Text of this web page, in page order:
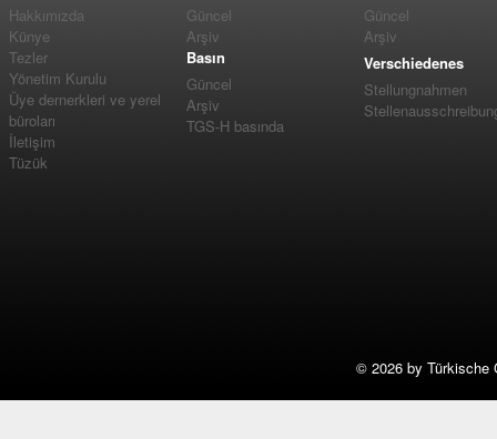
Hakkımızda
Künye
Tezler
Yönetim Kurulu
Üye dernerkleri ve yerel
büroları
İletişim
Tüzük
Güncel
Arşiv
Basın
Güncel
Arşiv
TGS-H basında
Güncel
Arşiv
Verschiedenes
Stellungnahmen
© 2026 by Türkische